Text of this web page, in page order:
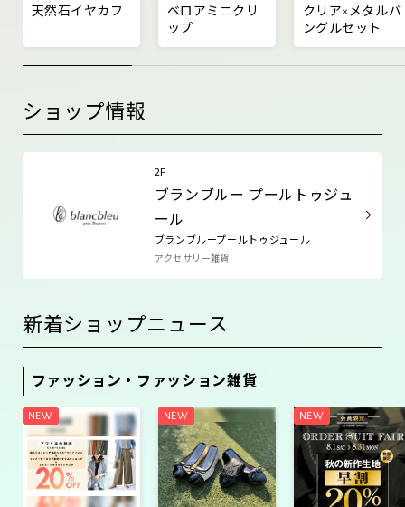
天然石イヤカフ
ベロアミニクリ
ップ
クリア×メタルバ
ングルセット
ショップ情報
2F
ブランブルー プールトゥジュ
ール
ブランブループールトゥジュール
アクセサリー雑貨
新着ショップニュース
ファッション・ファッション雑貨